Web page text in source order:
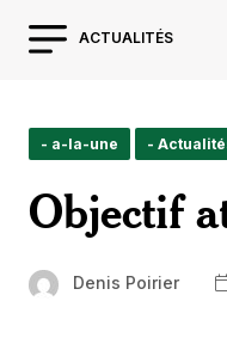
ACTUALITÉS
- a-la-une -
Objectif
Denis Poirier